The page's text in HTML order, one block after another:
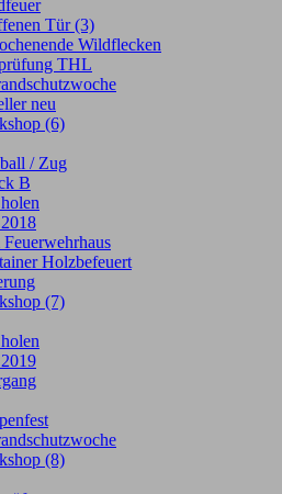
Tür (3)
Wildflecken
THL
neu
(6)
/ Zug
B
Holzbefeuert
(7)
(8)